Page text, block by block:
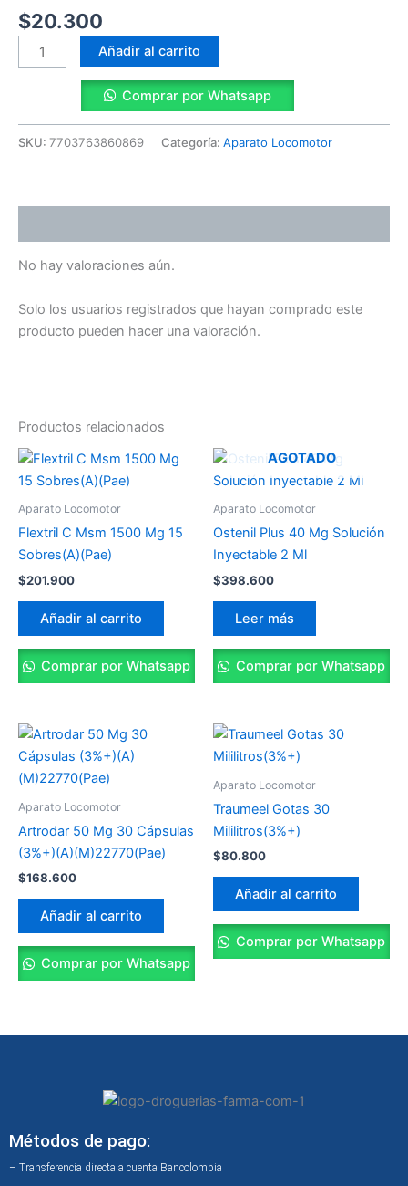
$20.300
Añadir al carrito
Comprar por Whatsapp
SKU: 7703763860869 Categoría: Aparato Locomotor
No hay valoraciones aún.
Solo los usuarios registrados que hayan comprado este
producto pueden hacer una valoración.
Productos relacionados
Aparato Locomotor
Flextril C Msm 1500 Mg 15
Sobres(A)(Pae)
$201.900
Añadir al carrito
Comprar por Whatsapp
AGOTADO
Aparato Locomotor
Ostenil Plus 40 Mg Solución
Inyectable 2 Ml
$398.600
Leer más
Comprar por Whatsapp
Aparato Locomotor
Artrodar 50 Mg 30 Cápsulas
(3%+)(A)(M)22770(Pae)
$168.600
Añadir al carrito
Comprar por Whatsapp
Aparato Locomotor
Traumeel Gotas 30
Mililitros(3%+)
$80.800
Añadir al carrito
Comprar por Whatsapp
Métodos de pago:
– Transferencia directa a cuenta Bancolombia